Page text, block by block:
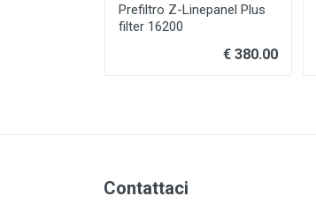
Prefiltro Z-Linepanel Plus
filter 16200
€ 380.00
Contattaci